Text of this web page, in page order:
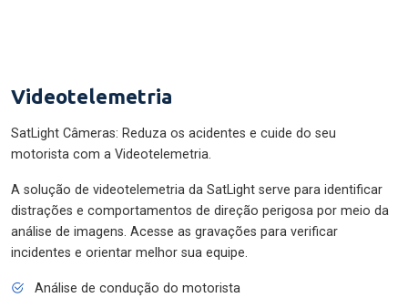
Videotelemetria
SatLight Câmeras: Reduza os acidentes e cuide do seu
motorista com a Videotelemetria.
A solução de videotelemetria da SatLight serve para identificar
distrações e comportamentos de direção perigosa por meio da
análise de imagens. Acesse as gravações para verificar
incidentes e orientar melhor sua equipe.
Análise de condução do motorista